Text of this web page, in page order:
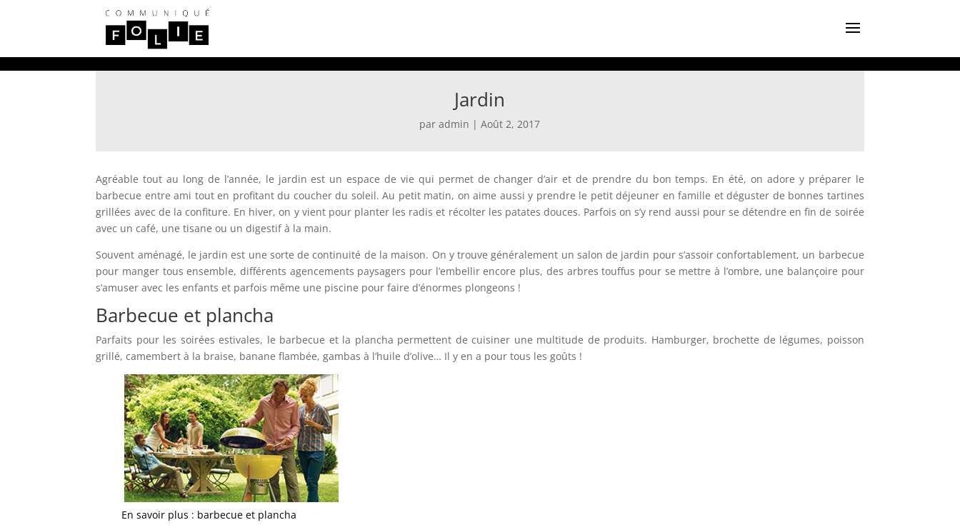
Jardin
paradmin |Août 2, 2017
Agréable tout au long de l’année, le jardin est un espace de vie qui permet de changer d’air et de prendre du bon temps. En été, on adore y préparer le
barbecue entre ami tout en profitant du coucher du soleil. Au petit matin, on aime aussi y prendre le petit déjeuner en famille et déguster de bonnes tartines
grillées avec de la confiture. En hiver, on y vient pour planter les radis et récolter les patates douces. Parfois on s’y rend aussi pour se détendre en fin de soirée
avec un café, une tisane ou un digestif à la main.
Souvent aménagé, le jardin est une sorte de continuité de la maison. On y trouve généralement un salon de jardin pour s’assoir confortablement, un barbecue
pour manger tous ensemble, différents agencements paysagers pour l’embellir encore plus, des arbres touffus pour se mettre à l’ombre, une balançoire pour
s’amuser avec les enfants et parfois même une piscine pour faire d’énormes plongeons !
Barbecue et plancha
Parfaits pour les soirées estivales, le barbecue et la plancha permettent de cuisiner une multitude de produits. Hamburger, brochette de légumes, poisson
grillé, camembert à la braise, banane flambée, gambas à l’huile d’olive… Il y en a pour tous les goûts !
En savoir plus : barbecue et plancha